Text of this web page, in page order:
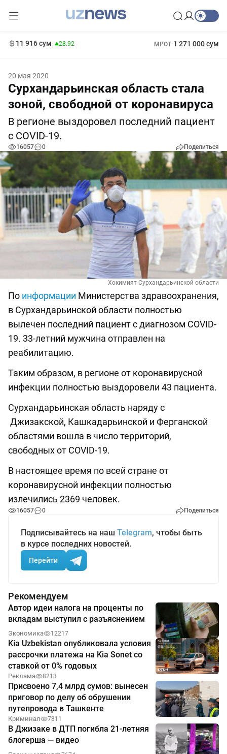
11 916 сум 28.92 МРОТ 1 271 000 сум
20 мая 2020
Сурхандарьинская область стала
зоной, свободной от коронавируса
В регионе выздоровел последний пациент
с COVID-19.
16057 0 Поделиться
Хокимият Сурхандарьинской области
По информации Министерства здравоохранения,
в Сурхандарьинской области полностью
вылечен последний пациент с диагнозом COVID-
19. 33-летний мужчина отправлен на
реабилитацию.
Таким образом, в регионе от коронавирусной
инфекции полностью выздоровели 43 пациента.
Сурхандарьинская область наряду с
Джизакской, Кашкадарьинской и Ферганской
областями вошла в число территорий,
свободных от COVID-19.
В настоящее время по всей стране от
коронавирусной инфекции полностью
излечились 2369 человек.
16057 0 Поделиться
Подписывайтесь на наш Telegram, чтобы быть
в курсе последних новостей.
Перейти
Рекомендуем
Автор идеи налога на проценты по
вкладам выступил с разъяснением
Экономика 12217
Kia Uzbekistan опубликовала условия
рассрочки платежа на Kia Sonet со
ставкой от 0% годовых
Реклама 8213
Присвоено 7,4 млрд сумов: вынесен
приговор по делу об обрушении
путепровода в Ташкенте
Криминал 7811
В Джизаке в ДТП погибла 21-летняя
блогерша — видео